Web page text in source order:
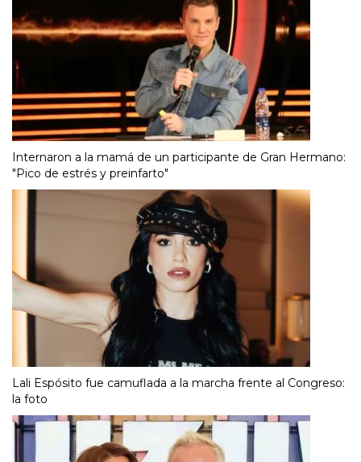
Internaron a la mamá de un participante de Gran Hermano:
"Pico de estrés y preinfarto"
Lali Espósito fue camuflada a la marcha frente al Congreso:
la foto